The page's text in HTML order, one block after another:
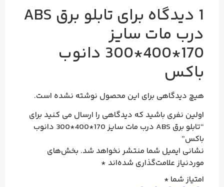
1 دیدگاه برای تابلو برق ABS
درب مات سایز
170*400*300 دانوب
باکس
هیچ دیدگاهی برای این محصول نوشته نشده است.
اولین نفری باشید که دیدگاهی را ارسال می کنید برای
“تابلو برق ABS درب مات سایز 170*400*300 دانوب
باکس”
نشانی ایمیل شما منتشر نخواهد شد. بخش‌های
موردنیاز علامت‌گذاری شده‌اند *
امتیاز شما *